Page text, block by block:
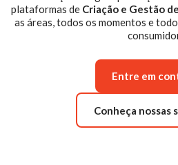
plataformas de Criação e Gestão
as áreas, todos os momentos e
Entre em
Conheça nossas